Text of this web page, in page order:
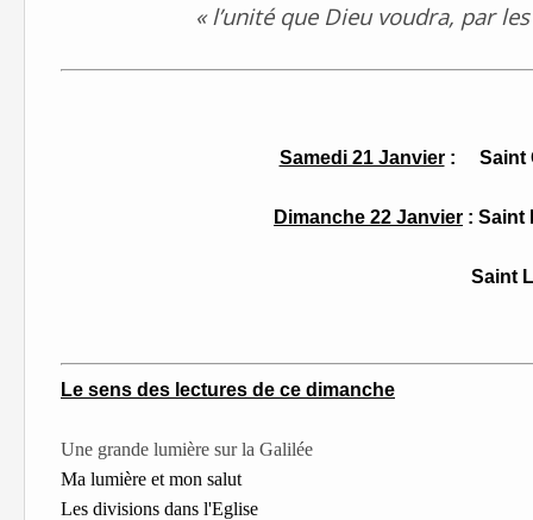
« l’unité que Dieu voudra, par
Samedi 21 Janvier: Saint
Dimanche 22 Janvier : Saint
Saint Louis
Le sens des lectures de ce dimanche
Une grande lumière sur la Galilée
Ma lumière et mon salut
Les divisions dans l'Eglise